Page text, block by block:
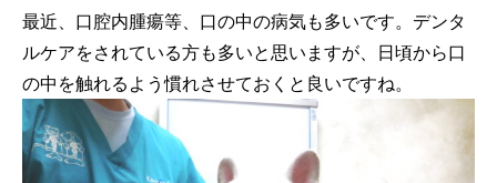
最近、口腔内腫瘍等、口の中の病気も多いです。デンタ
ルケアをされている方も多いと思いますが、日頃から口
の中を触れるよう慣れさせておくと良いですね。